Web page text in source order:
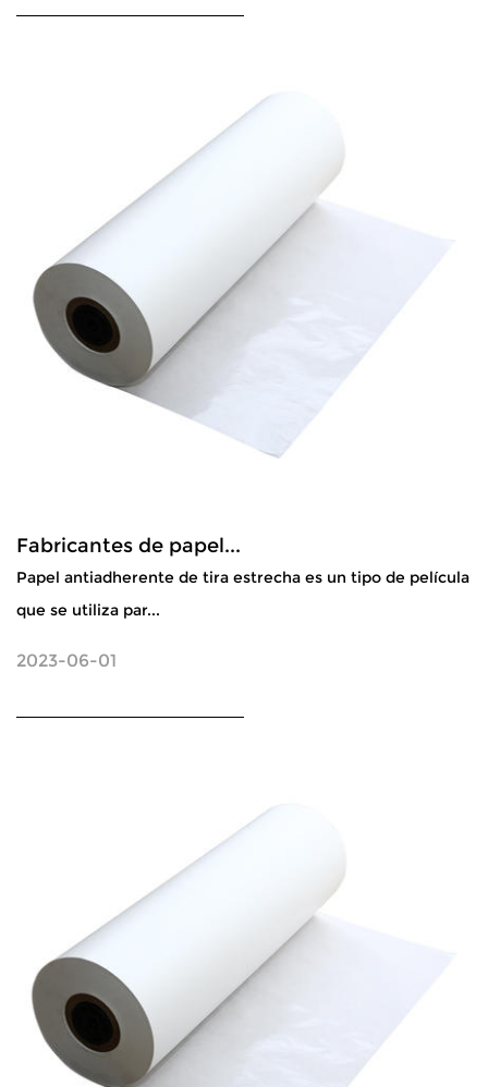
Fabricantes de papel...
Papel antiadherente de tira estrecha es un tipo de película
que se utiliza par...
2023-06-01